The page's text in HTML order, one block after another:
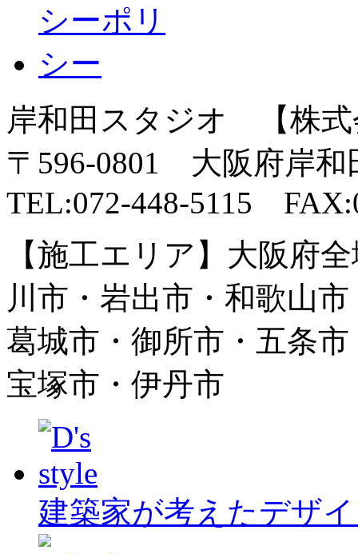
岸和田スタジオ 【株
〒596-0801 大阪府岸和
TEL:072-448-5115
【施工エリア】大阪府
川市・岩出市・和歌山
葛城市・御所市・五条
宝塚市・伊丹市
建築家が考えたデザ